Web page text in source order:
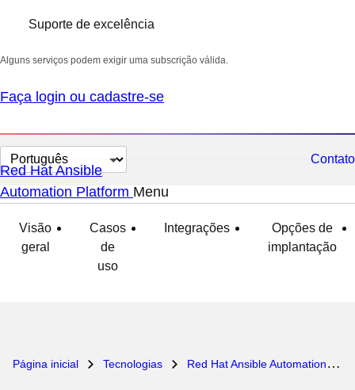
Suporte de excelência
Alguns serviços podem exigir uma subscrição válida.
Faça login ou cadastre-se
Selecionar
idioma
Contato
Red Hat Ansible
Automation Platform Menu
Visão
geral
Casos
de
uso
Integrações
Opções de
implantação
Página inicial Tecnologias Red Hat Ansible Automation Platform